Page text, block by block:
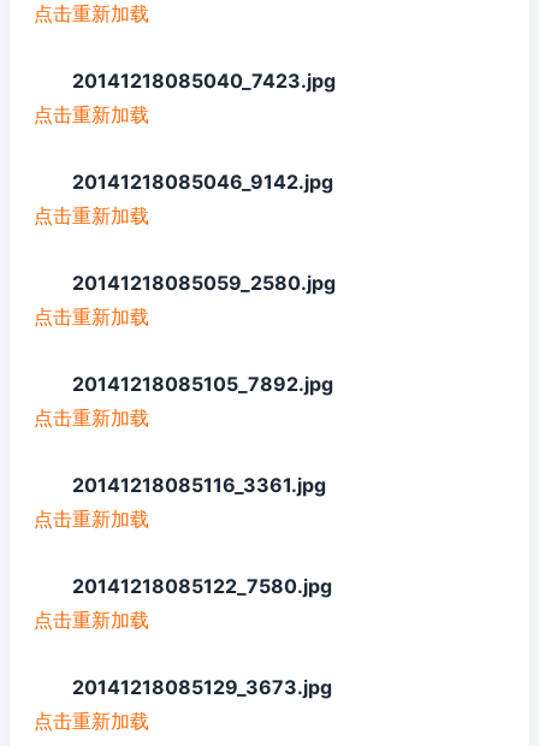
点击重新加载
20141218085040_7423.jpg
点击重新加载
20141218085046_9142.jpg
点击重新加载
20141218085059_2580.jpg
点击重新加载
20141218085105_7892.jpg
点击重新加载
20141218085116_3361.jpg
点击重新加载
20141218085122_7580.jpg
点击重新加载
20141218085129_3673.jpg
点击重新加载